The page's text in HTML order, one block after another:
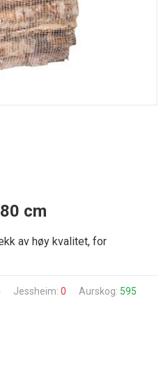
cm
av høy kvalitet, for
Jessheim: 0 Aurskog: 595